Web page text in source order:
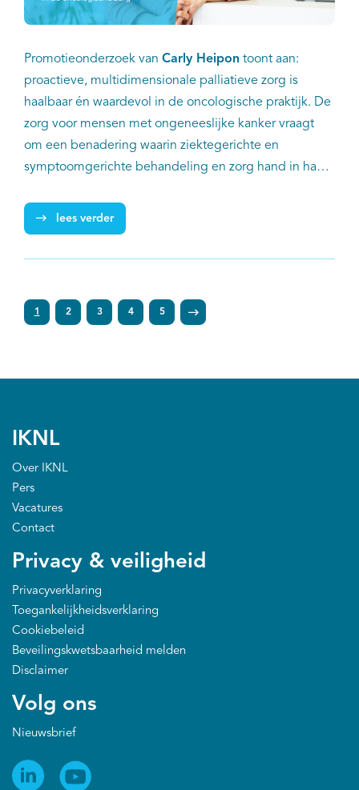
Promotieonderzoek van Carly Heipon toont aan:
proactieve, multidimensionale palliatieve zorg is
haalbaar én waardevol in de oncologische praktijk. De
zorg voor mensen met ongeneeslijke kanker vraagt
om een benadering waarin ziektegerichte en
symptoomgerichte behandeling en zorg hand in hand
behoeften en wensen van patiënten – draagt bij aan
kwaliteit van leven, vermindering van klachten en
lees verder
1 2 3 4 5
IKNL
Over IKNL
Pers
Vacatures
Contact
Privacy & veiligheid
Privacyverklaring
Toegankelijkheidsverklaring
Cookiebeleid
Beveilingskwetsbaarheid melden
Disclaimer
Volg ons
Nieuwsbrief